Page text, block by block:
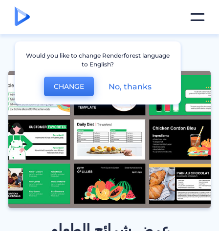
Would you like to change Renderforest language
to English?
CHANGE No, thanks